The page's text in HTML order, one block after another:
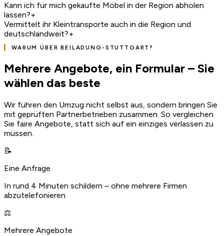
Kann ich für mich gekaufte Möbel in der Region abholen
lassen?+
Vermittelt ihr Kleintransporte auch in die Region und
deutschlandweit?+
WARUM ÜBER BEILADUNG-STUTTGART?
Mehrere Angebote, ein Formular – Sie
wählen das beste
Wir führen den Umzug nicht selbst aus, sondern bringen Sie
mit geprüften Partnerbetrieben zusammen. So vergleichen
Sie faire Angebote, statt sich auf ein einziges verlassen zu
müssen.
📝
Eine Anfrage
In rund 4 Minuten schildern – ohne mehrere Firmen
abzutelefonieren.
⚖️
Mehrere Angebote